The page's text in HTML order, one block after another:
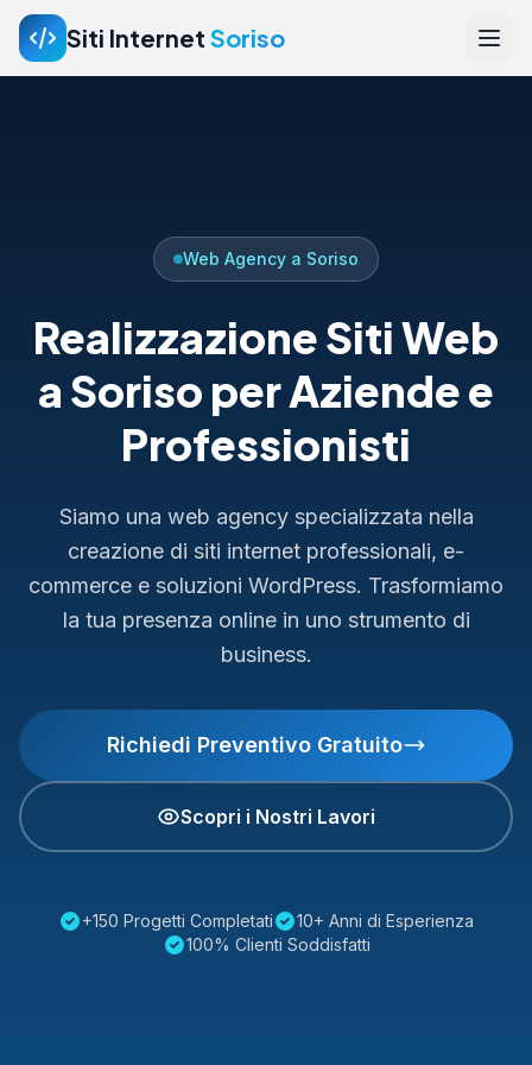
Siti Internet Soriso
Web Agency a Soriso
Realizzazione Siti Web
a Soriso per Aziende e
Professionisti
Siamo una web agency specializzata nella
creazione di siti internet professionali, e-
commerce e soluzioni WordPress. Trasformiamo
la tua presenza online in uno strumento di
business.
Richiedi Preventivo Gratuito
Scopri i Nostri Lavori
+150 Progetti Completati
10+ Anni di Esperienza
100% Clienti Soddisfatti